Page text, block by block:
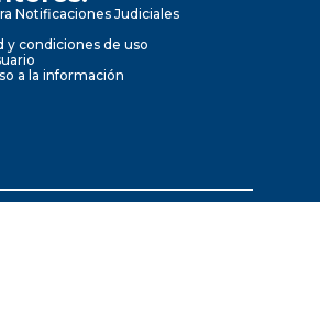
Notificaciones Judiciales
y condiciones de uso
a la información